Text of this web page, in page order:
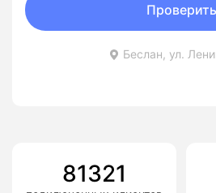
Беслан, ул.
Проверить
81321